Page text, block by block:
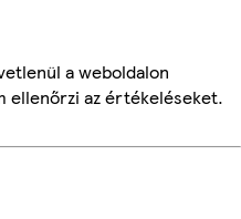
a weboldalon
ellenőrzi az értékeléseket.